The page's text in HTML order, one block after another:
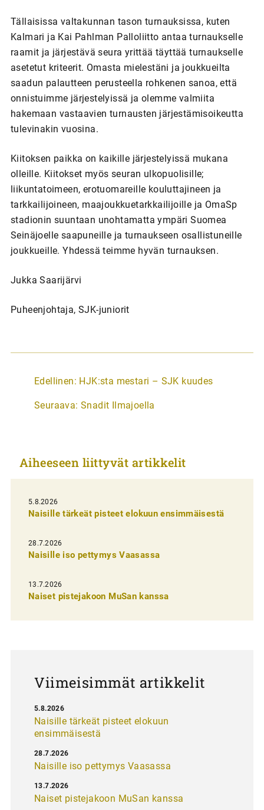
Tällaisissa valtakunnan tason turnauksissa, kuten
Kalmari ja Kai Pahlman Palloliitto antaa turnaukselle
raamit ja järjestävä seura yrittää täyttää turnaukselle
asetetut kriteerit. Omasta mielestäni ja joukkueilta
saadun palautteen perusteella rohkenen sanoa, että
onnistuimme järjestelyissä ja olemme valmiita
hakemaan vastaavien turnausten järjestämisoikeutta
tulevinakin vuosina.
Kiitoksen paikka on kaikille järjestelyissä mukana
olleille. Kiitokset myös seuran ulkopuolisille;
liikuntatoimeen, erotuomareille kouluttajineen ja
tarkkailijoineen, maajoukkuetarkkailijoille ja OmaSp
stadionin suuntaan unohtamatta ympäri Suomea
Seinäjoelle saapuneille ja turnaukseen osallistuneille
joukkueille. Yhdessä teimme hyvän turnauksen.
Jukka Saarijärvi
Puheenjohtaja, SJK-juniorit
A
t
k
e
l
i
e
n
e
Edellinen: HJK:sta mestari – SJK kuudes
Seuraava: Snadit Ilmajoella
Aiheeseen liittyvät artikkelit
5.8.2026
Naisille tärkeät pisteet elokuun ensimmäisestä
28.7.2026
Naisille iso pettymys Vaasassa
13.7.2026
Naiset pistejakoon MuSan kanssa
Viimeisimmät artikkelit
Naisille tärkeät pisteet elokuun
ensimmäisestä
5.8.2026
Naisille iso pettymys Vaasassa
28.7.2026
Naiset pistejakoon MuSan kanssa
13.7.2026